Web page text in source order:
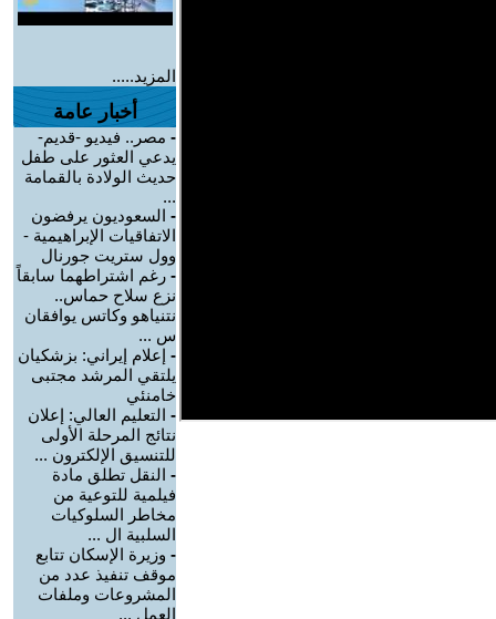
المزيد.....
أخبار عامة
- مصر.. فيديو -قديم-
يدعي العثور على طفل
حديث الولادة بالقمامة
...
- السعوديون يرفضون
الاتفاقيات الإبراهيمية -
وول ستريت جورنال
- رغم اشتراطهما سابقاً
نزع سلاح حماس..
نتنياهو وكاتس يوافقان
س ...
- إعلام إيراني: بزشكيان
يلتقي المرشد مجتبى
خامنئي
- التعليم العالي: إعلان
نتائج المرحلة الأولى
للتنسيق الإلكترون ...
- النقل تطلق مادة
فيلمية للتوعية من
مخاطر السلوكيات
السلبية ال ...
- وزيرة الإسكان تتابع
موقف تنفيذ عدد من
المشروعات وملفات
العمل ...